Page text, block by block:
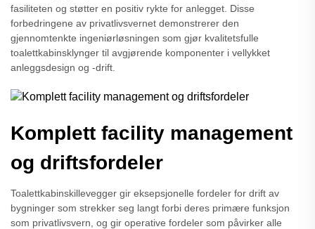
fasiliteten og støtter en positiv rykte for anlegget. Disse
forbedringene av privatlivsvernet demonstrerer den
gjennomtenkte ingeniørløsningen som gjør kvalitetsfulle
toalettkabinsklynger til avgjørende komponenter i vellykket
anleggsdesign og -drift.
Komplett facility management
og driftsfordeler
Toalettkabinskillevegger gir eksepsjonelle fordeler for drift av
bygninger som strekker seg langt forbi deres primære funksjon
som privatlivsvern, og gir operative fordeler som påvirker alle